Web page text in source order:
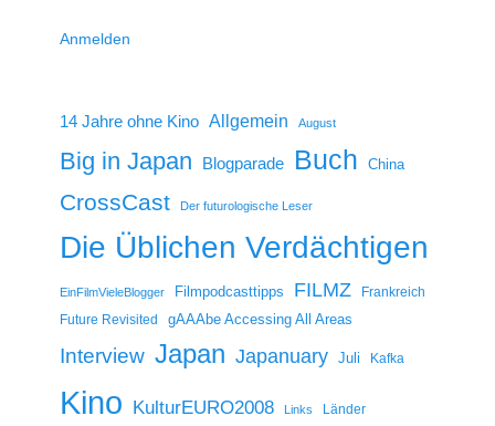
Anmelden
14 Jahre ohne Kino Allgemein August
Big in Japan Blogparade Buch China
CrossCast Der futurologische Leser
Die Üblichen Verdächtigen
EinFilmVieleBlogger Filmpodcasttipps FILMZ
Frankreich
Future Revisited
gAAAbe Accessing All Areas
Interview Japan Japanuary Juli Kafka
Kino KulturEURO2008 Links Länder